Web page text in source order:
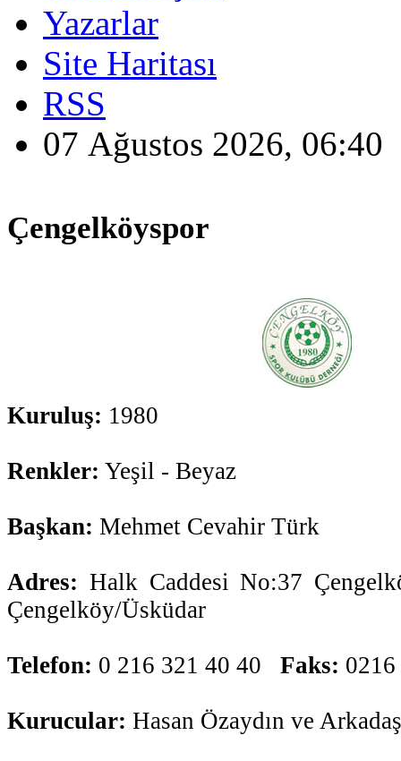
Yazarlar
Site Haritası
RSS
07 Ağustos 2026, 06:40
Çengelköyspor
Kuruluş: 1980
Renkler: Yeşil - Beyaz
Başkan: Mehmet Cevahir Türk
Adres: Halk Caddesi No:37
Çengelköy/Üsküdar
Telefon: 0 216 321 40 40 Faks:
Kurucular: Hasan Özaydın ve